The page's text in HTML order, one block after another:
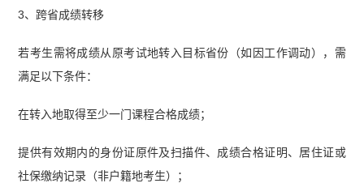
3、跨省成绩转移
若考生需将成绩从原考试地转入目标省份（如因工作调动），需
满足以下条件：
在转入地取得至少一门课程合格成绩；
提供有效期内的身份证原件及扫描件、成绩合格证明、居住证或
社保缴纳记录（非户籍地考生）；